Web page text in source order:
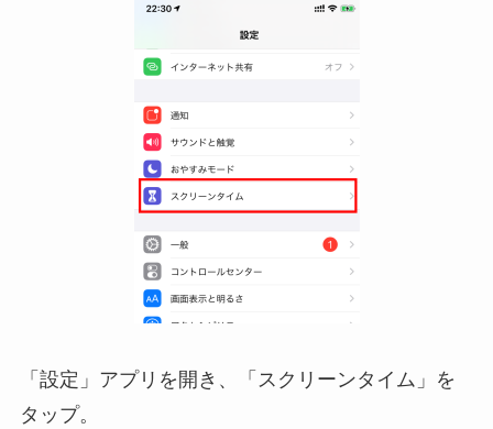
「設定」アプリを開き、「スクリーンタイム」を
タップ。